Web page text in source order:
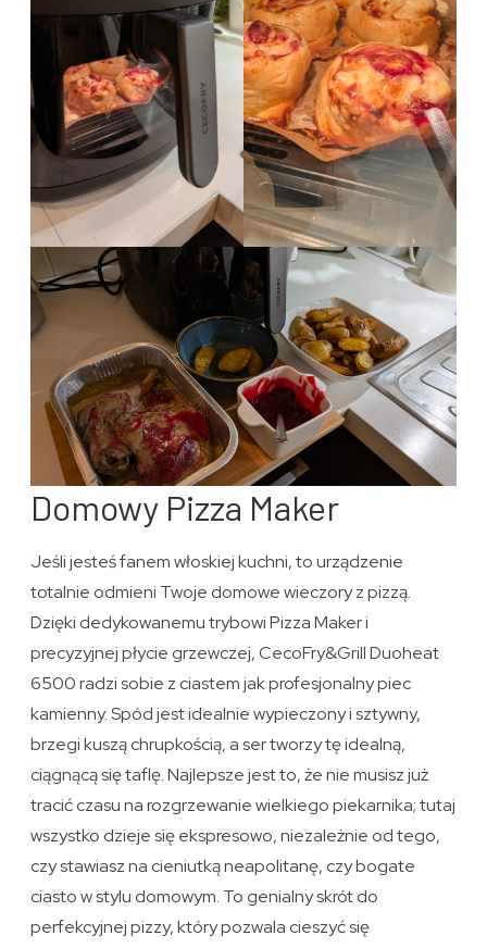
Domowy Pizza Maker
Jeśli jesteś fanem włoskiej kuchni, to urządzenie
totalnie odmieni Twoje domowe wieczory z pizzą.
Dzięki dedykowanemu trybowi Pizza Maker i
precyzyjnej płycie grzewczej, CecoFry&Grill Duoheat
6500 radzi sobie z ciastem jak profesjonalny piec
kamienny. Spód jest idealnie wypieczony i sztywny,
brzegi kuszą chrupkością, a ser tworzy tę idealną,
ciągnącą się taflę. Najlepsze jest to, że nie musisz już
tracić czasu na rozgrzewanie wielkiego piekarnika; tutaj
wszystko dzieje się ekspresowo, niezależnie od tego,
czy stawiasz na cieniutką neapolitanę, czy bogate
ciasto w stylu domowym. To genialny skrót do
perfekcyjnej pizzy, który pozwala cieszyć się